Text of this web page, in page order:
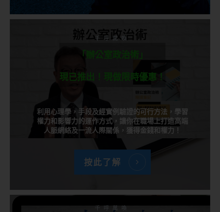
千呼萬喚
「辦公室政治術」
現已推出！現做限時優惠！
利用心理學，手段及經實例驗證的可行方法，學習
權力和影響力的運作方式，讓你在職場上打造高端
人脈網絡及一流人際關係，獲得金錢和權力！
按此了解
千呼萬喚